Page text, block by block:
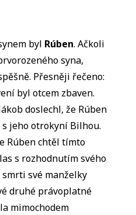
byl Rúben. Ačkoli
syna,
Přesněji řečeno:
byl otcem zbaven.
doslechl, že Rúben
jeho otrokyní Bilhou.
Rúben chtěl tímto
s rozhodnutím svého
smrti své manželky
druhé právoplatné
mimochodem